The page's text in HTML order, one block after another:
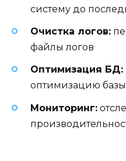
систему до
Очистка логов:
файлы логов
Оптимизация БД:
оптимизацию
Мониторинг: